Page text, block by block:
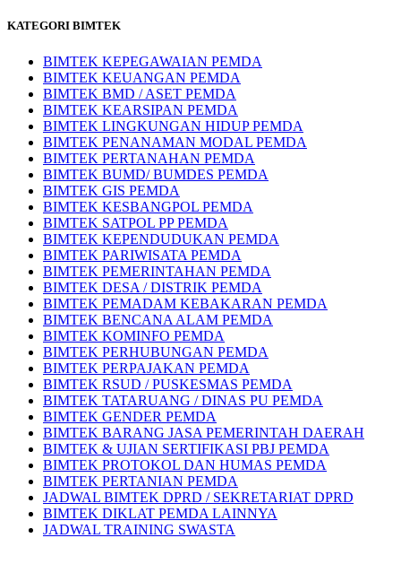
KATEGORI BIMTEK
BIMTEK KEPEGAWAIAN PEMDA
BIMTEK KEUANGAN PEMDA
BIMTEK BMD / ASET PEMDA
BIMTEK KEARSIPAN PEMDA
BIMTEK LINGKUNGAN HIDUP PEMDA
BIMTEK PENANAMAN MODAL PEMDA
BIMTEK PERTANAHAN PEMDA
BIMTEK BUMD/ BUMDES PEMDA
BIMTEK GIS PEMDA
BIMTEK KESBANGPOL PEMDA
BIMTEK SATPOL PP PEMDA
BIMTEK KEPENDUDUKAN PEMDA
BIMTEK PARIWISATA PEMDA
BIMTEK PEMERINTAHAN PEMDA
BIMTEK DESA / DISTRIK PEMDA
BIMTEK PEMADAM KEBAKARAN PEMDA
BIMTEK BENCANA ALAM PEMDA
BIMTEK KOMINFO PEMDA
BIMTEK PERHUBUNGAN PEMDA
BIMTEK PERPAJAKAN PEMDA
BIMTEK RSUD / PUSKESMAS PEMDA
BIMTEK TATARUANG / DINAS PU PEMDA
BIMTEK GENDER PEMDA
BIMTEK BARANG JASA PEMERINTAH DAERAH
BIMTEK & UJIAN SERTIFIKASI PBJ PEMDA
BIMTEK PROTOKOL DAN HUMAS PEMDA
BIMTEK PERTANIAN PEMDA
JADWAL BIMTEK DPRD / SEKRETARIAT DPRD
BIMTEK DIKLAT PEMDA LAINNYA
JADWAL TRAINING SWASTA